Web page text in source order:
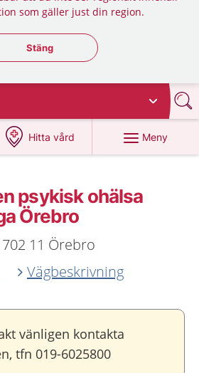
som gäller just din region.
Stäng regionsväljaren
Stäng
Hitta vård
på 1177.se
Meny
psykisk ohälsa
Örebro
11 Örebro
Vägbeskrivning
vänligen kontakta
tfn 019-6025800